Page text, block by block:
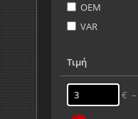
OEM
VAR
Τιμή
€ –